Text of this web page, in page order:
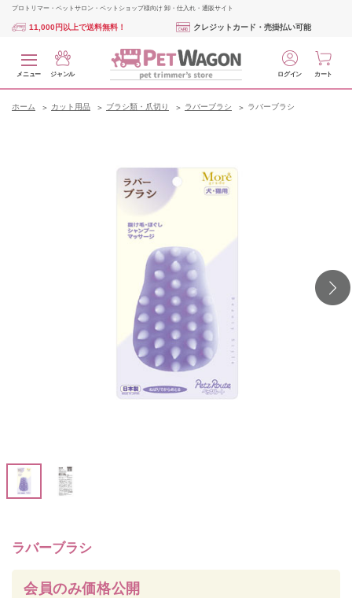
プロトリマー・ペットサロン・ペットショップ様向け 卸・仕入れ・通販サイト
11,000円以上で送料無料！ クレジットカード・売掛払い可能
メニュー ジャンル ログイン カート
ホーム カット用品 ブラシ類・爪切り ラバーブラシ ラバーブラシ
ラバーブラシ
会員のみ価格公開